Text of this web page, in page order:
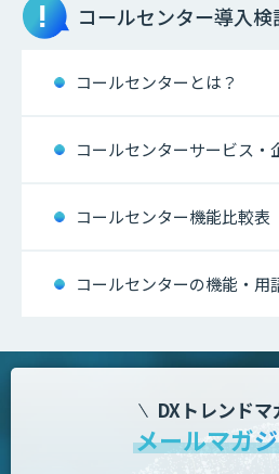
コールセンター導入検
コールセンターとは？
コールセンターサービス・
コールセンター機能比較表
コールセンターの機能・用
DXトレンドマ
メールマガ